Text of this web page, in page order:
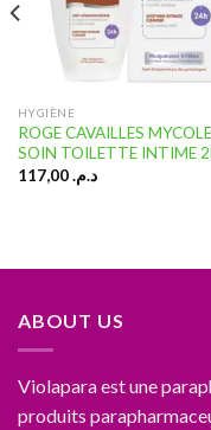
HYGIÈNE
ROGE CAVAILLES
SOIN TOILETTE INTIME
د.م.117,00
ABOUT US
Violapara est une
produits